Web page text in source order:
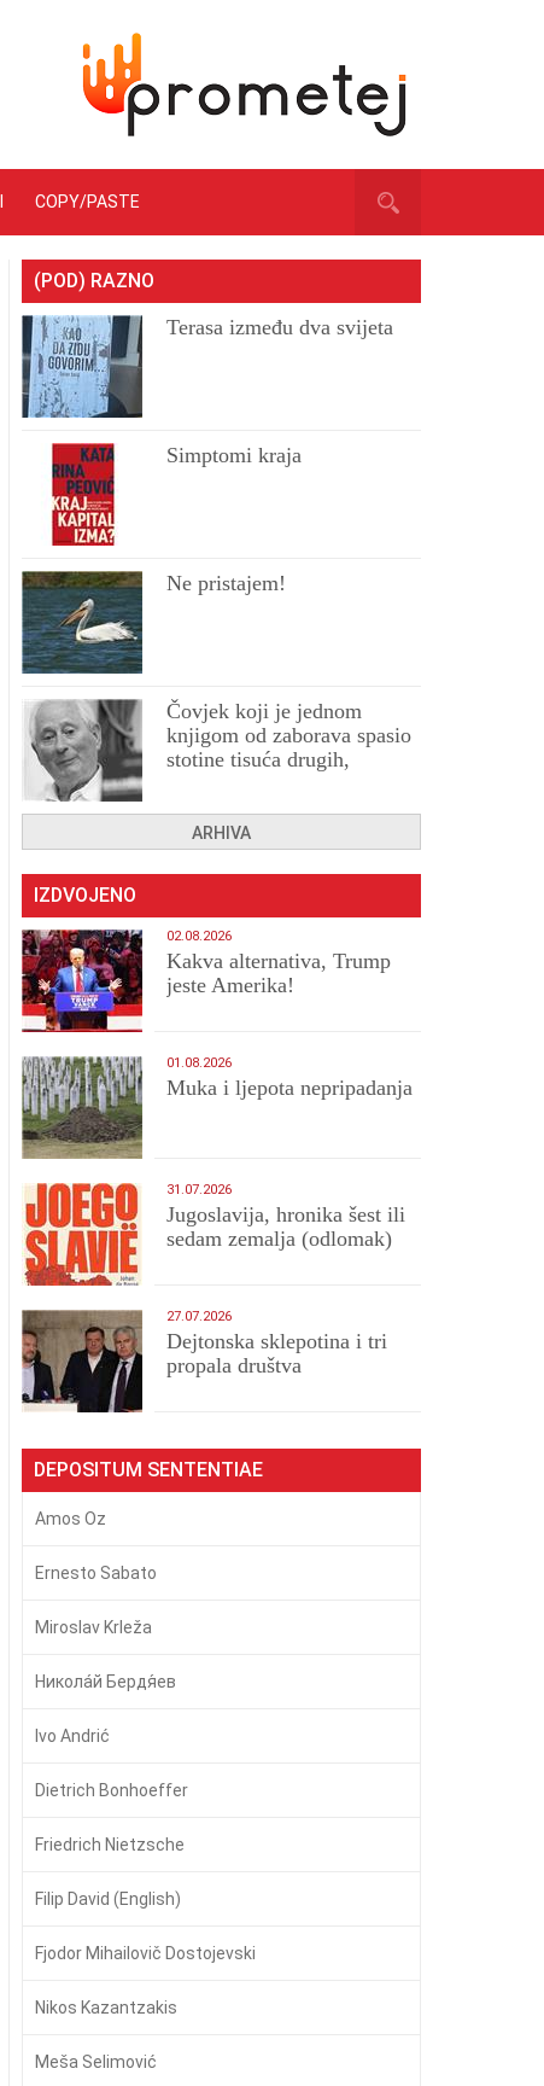
COPY/PASTE
(POD) RAZNO
Terasa između dva svijeta
Simptomi kraja
Ne pristajem!
Čovjek koji je jednom
knjigom od zaborava spasio
stotine tisuća drugih,
ARHIVA
IZDVOJENO
02.08.2026
Kakva alternativa, Trump
jeste Amerika!
01.08.2026
Muka i ljepota nepripadanja
31.07.2026
Jugoslavija, hronika šest ili
sedam zemalja (odlomak)
27.07.2026
Dejtonska sklepotina i tri
propala društva
DEPOSITUM SENTENTIAE
Amos Oz
Ernesto Sabato
Miroslav Krleža
Никола́й Бердя́ев
Ivo Andrić
Dietrich Bonhoeffer
Friedrich Nietzsche
Filip David (English)
Fjodor Mihailovič Dostojevski
Nikos Kazantzakis
Meša Selimović